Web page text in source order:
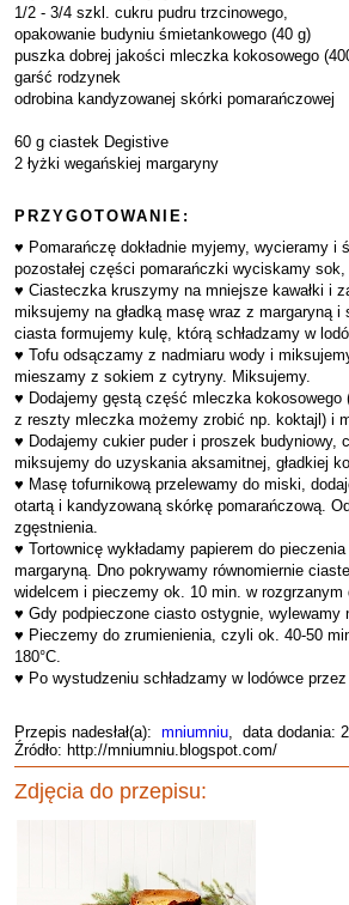
1/2 - 3/4 szkl. cukru pudru trzcinowego,
opakowanie budyniu śmietankowego (40 g)
puszka dobrej jakości mleczka kokosowego
garść rodzynek
odrobina kandyzowanej skórki pomarańczowej
60 g ciastek Degistive
2 łyżki wegańskiej margaryny
PRZYGOTOWANIE:
♥ Pomarańczę dokładnie myjemy, wycieramy i
pozostałej części pomarańczki wyciskamy sok,
♥ Ciasteczka kruszymy na mniejsze kawałki i
miksujemy na gładką masę wraz z margaryną
ciasta formujemy kulę, którą schładzamy w
♥ Tofu odsączamy z nadmiaru wody i
mieszamy z sokiem z cytryny. Miksujemy.
♥ Dodajemy gęstą część mleczka kokosowego
z reszty mleczka możemy zrobić np. koktajl) i
♥ Dodajemy cukier puder i proszek budyniowy,
miksujemy do uzyskania aksamitnej, gładkiej
♥ Masę tofurnikową przelewamy do miski,
otartą i kandyzowaną skórkę pomarańczową.
zgęstnienia.
♥ Tortownicę wykładamy papierem do
margaryną. Dno pokrywamy równomiernie
widelcem i pieczemy ok. 10 min. w rozgrzanym
♥ Gdy podpieczone ciasto ostygnie, wylewamy
♥ Pieczemy do zrumienienia, czyli ok. 40-50
180°C.
♥ Po wystudzeniu schładzamy w lodówce
Przepis nadesłał(a): mniumniu, data dodania:
Źródło: http://mniumniu.blogspot.com/
Zdjęcia do przepisu: